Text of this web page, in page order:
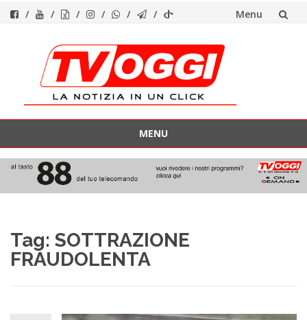
Menu
contenuto
MENU
contenuto
Tag: SOTTRAZIONE
FRAUDOLENTA